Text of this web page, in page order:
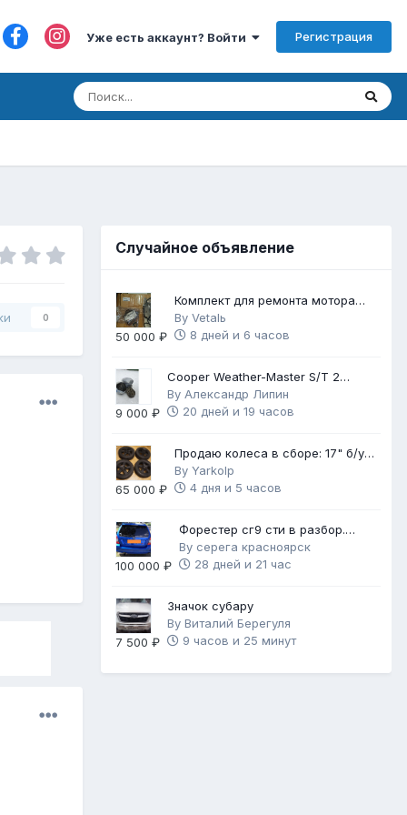
Уже есть аккаунт? Войти Регистрация
0
Случайное объявление
50 000 ₽
Комплект для ремонта мотора
FB25
By Vetalь
8 дней и 6 часов
9 000 ₽
Cooper Weather-Master S/T 2
225/60 R17
By Александр Липин
20 дней и 19 часов
65 000 ₽
Продаю колеса в сборе: 17" б/у
диски с НОВОЙ зимней резиной
By Yarkolp
4 дня и 5 часов
100 000 ₽
Форестер сг9 сти в разбор.
Механика 6ст.
By серега красноярск
28 дней и 21 час
7 500 ₽
Значок субару
By Виталий Берегуля
9 часов и 25 минут